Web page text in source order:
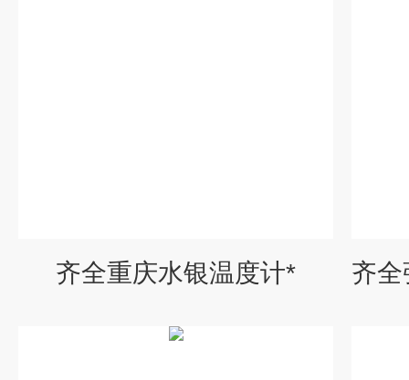
齐全重庆水银温度计*